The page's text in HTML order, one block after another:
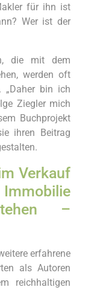
für ihn ist
Wer ist der
die mit dem
werden oft
„Daher bin ich
Ziegler mich
Buchprojekt
ihren Beitrag
Verkauf
–
erfahrene
als Autoren
reichhaltigen